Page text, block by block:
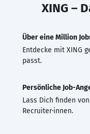
XING –
Über eine Million
Entdecke mit XING
passt.
Persönliche Job-
Lass Dich finden
Recruiter·innen.